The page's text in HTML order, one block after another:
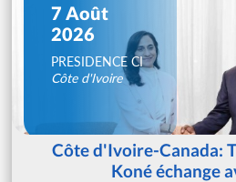
7 Août
2026
PRESIDENCE CI
Côte d'Ivoire
Côte d'Ivoire-Canada:
Koné échange